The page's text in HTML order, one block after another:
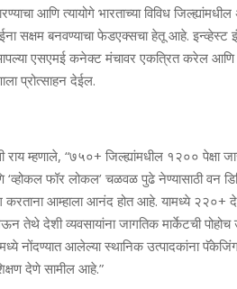
आणि त्यायोगे भारताच्या विविध
सक्षम बनवण्याचा फेडएक्सचा हेतू आहे.
एसएमई कनेक्ट मंचावर एकत्रित करेल आणि
प्रोत्साहन देईल.
राय म्हणाले, “७५०+ जिल्ह्यांमधील १२०० पेक्षा
‘व्होकल फॉर लोकल’ चळवळ पुढे नेण्यासाठी वन
आम्हाला आनंद होत आहे. यामध्ये २२०+
तेथे देशी व्यवसायांना जागतिक मार्केटची
नोंदण्यात आलेल्या स्थानिक उत्पादकांना
देणे सामील आहे.”